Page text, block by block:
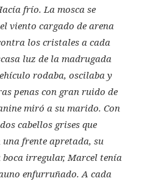
frío. La mosca se
viento cargado de arena
los cristales a cada
luz de la madrugada
rodaba, oscilaba y
penas con gran ruido de
miró a su marido. Con
cabellos grises que
una frente apretada, su
irregular, Marcel tenía
enfurruñado. A cada